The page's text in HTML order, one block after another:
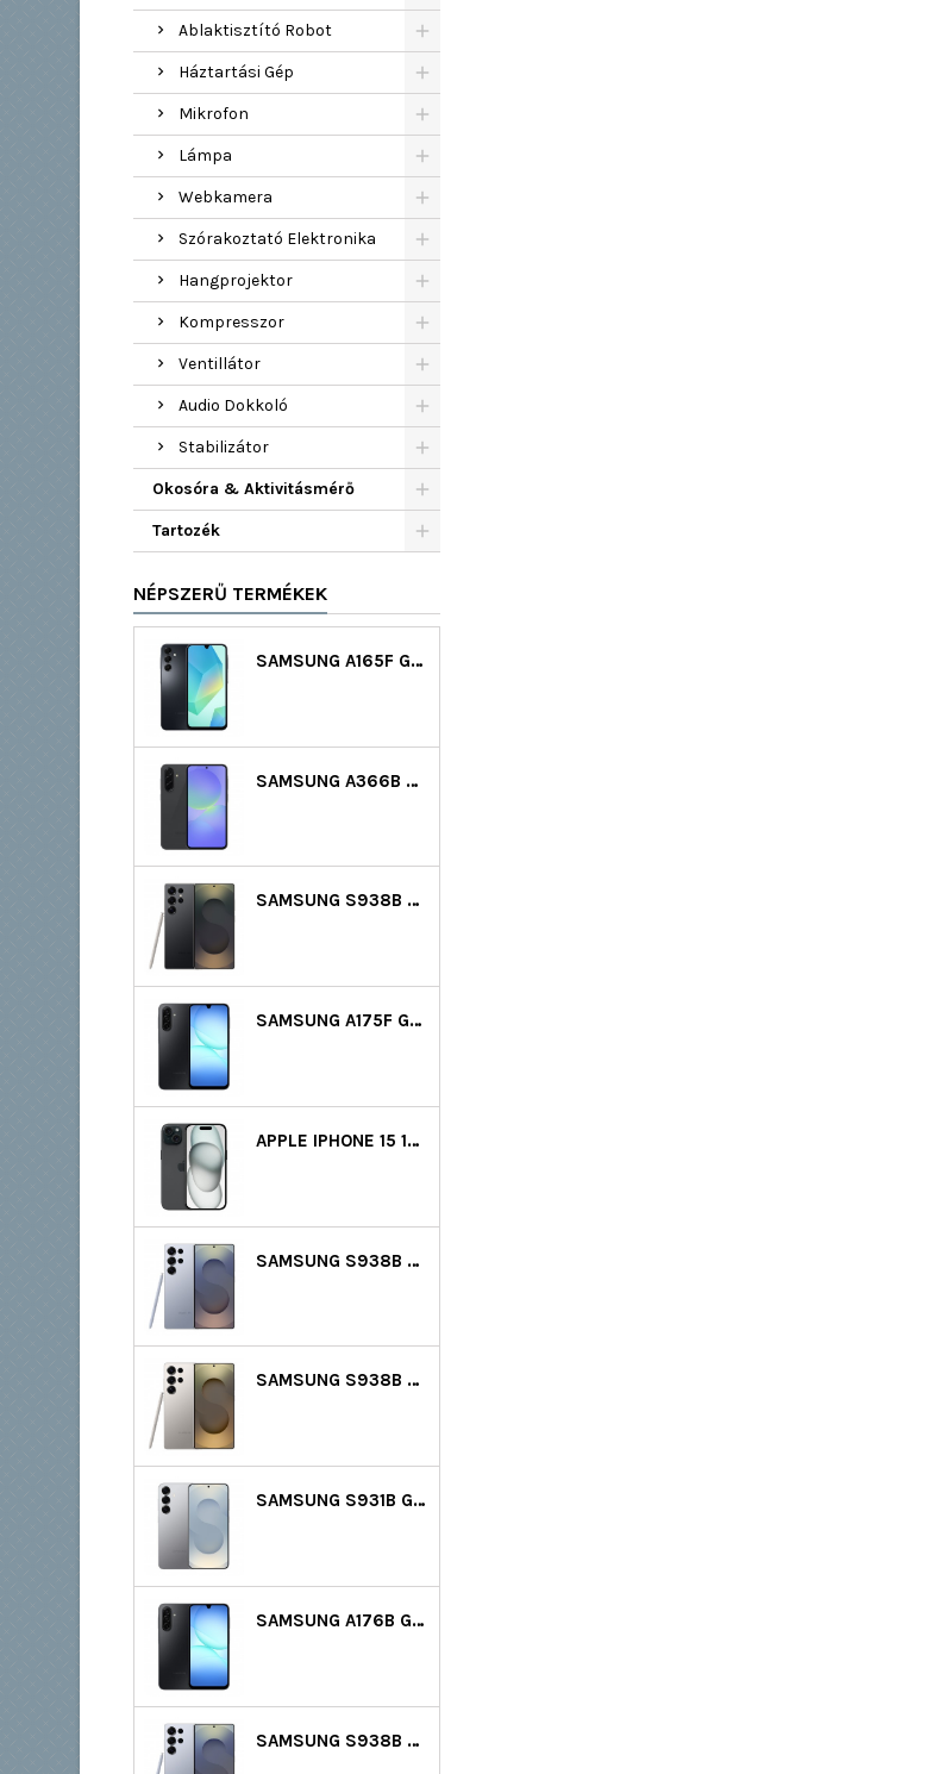
Ablaktisztító Robot
Háztartási Gép
Mikrofon
Lámpa
Webkamera
Szórakoztató Elektronika
Hangprojektor
Kompresszor
Ventillátor
Audio Dokkoló
Stabilizátor
Okosóra & Aktivitásmérő
Tartozék
NÉPSZERŰ TERMÉKEK
SAMSUNG A165F GALAXY A16 LTE DS 128GB (4GB RAM) - FEKETE
SAMSUNG A366B GALAXY A36 5G DS 128GB (6GB RAM) - FEKETE
SAMSUNG S938B GALAXY S25 ULTRA 5G DS 256GB (12GB RAM) - FEKETE
SAMSUNG A175F GALAXY A17 LTE DS 128GB (4GB RAM) - FEKETE
APPLE IPHONE 15 128GB - FEKETE GYÁRTÓI GARANCIA
SAMSUNG S938B GALAXY S25 ULTRA 5G DS 512GB (12GB RAM) - VILÁGOSKÉK
SAMSUNG S938B GALAXY S25 ULTRA 5G DS 512GB (12GB RAM) - SZÜRKE
SAMSUNG S931B GALAXY S25 5G DS 128GB (12GB RAM) - EZÜST
SAMSUNG A176B GALAXY A17 5G DS 128GB (4GB RAM) - FEKETE
SAMSUNG S938B GALAXY S25 ULTRA 5G DS 256GB (12GB RAM) - VILÁGOSKÉK